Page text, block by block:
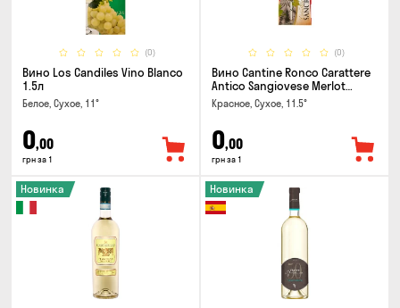
(0)
Вино Los Candiles Vino Blanco
1.5л
Белое, Сухое, 11°
0,00
грн за 1
(0)
Вино Cantine Ronco Carattere
Antico Sangiovese Merlot
Rubicone IGT 0.25л
Красное, Сухое, 11.5°
0,00
грн за 1
Новинка Новинка